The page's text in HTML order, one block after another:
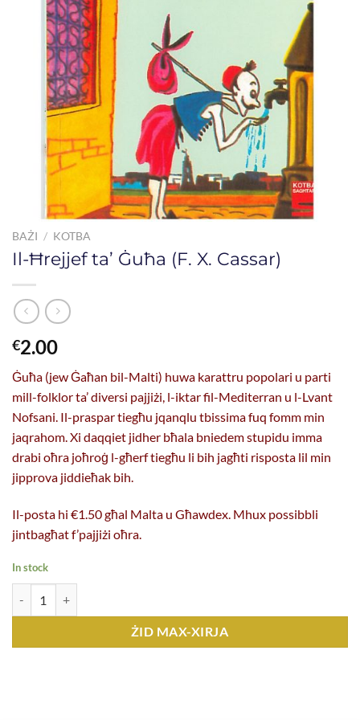
BAŻI / KOTBA
Il-Ħrejjef ta’ Ġuħa (F. X. Cassar)
€2.00
Ġuħa (jew Ġaħan bil-Malti) huwa karattru popolari u parti
mill-folklor ta’ diversi pajjiżi, l-iktar fil-Mediterran u l-Lvant
Nofsani. Il-praspar tiegħu jqanqlu tbissima fuq fomm min
jaqrahom. Xi daqqiet jidher bħala bniedem stupidu imma
drabi oħra joħroġ l-għerf tiegħu li bih jagħti risposta lil min
jipprova jiddieħak bih.
Il-posta hi €1.50 għal Malta u Għawdex. Mhux possibbli
jintbagħat f’pajjiżi oħra.
In stock
ŻID MAX-XIRJA